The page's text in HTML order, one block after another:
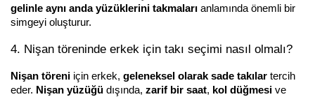
gelinle aynı anda yüzüklerini takmaları anlamında önemli bir
simgeyi oluşturur.
4. Nişan töreninde erkek için takı seçimi nasıl olmalı?
Nişan töreni için erkek, geleneksel olarak sade takılar tercih
eder. Nişan yüzüğü dışında, zarif bir saat, kol düğmesi